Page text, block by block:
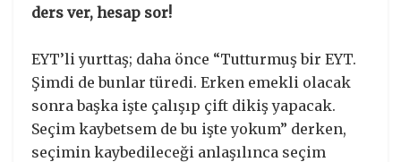
ders ver, hesap sor!
EYT’li yurttaş; daha önce “Tutturmuş bir EYT.
Şimdi de bunlar türedi. Erken emekli olacak
sonra başka işte çalışıp çift dikiş yapacak.
Seçim kaybetsem de bu işte yokum” derken,
seçimin kaybedileceği anlaşılınca seçim